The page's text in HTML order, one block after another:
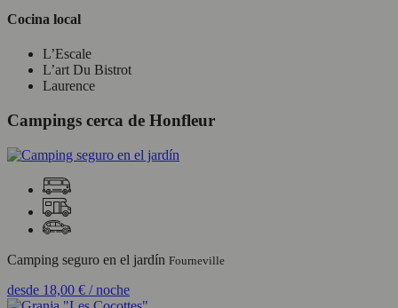
Cocina local
L’Escale
L’art Du Bistrot
Laurence
Campings cerca de Honfleur
Camping seguro en el jardín Fourneville
desde 18,00 € / noche